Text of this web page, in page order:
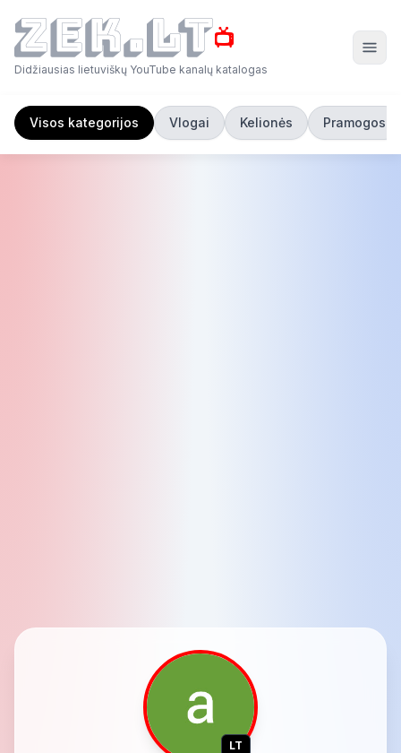
📺
Didžiausias lietuviškų YouTube kanalų katalogas
Visos kategorijos Vlogai Kelionės Pramogos
LT